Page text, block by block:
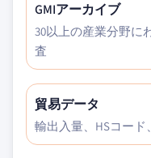
GMIアーカイブ
30以上の産業分野に
査
貿易データ
輸出入量、HSコード